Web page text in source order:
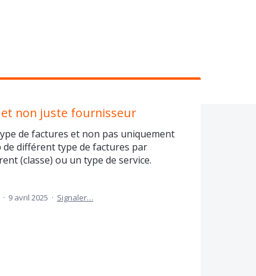
non juste fournisseur
de factures et non pas uniquement
différent type de factures par
(classe) ou un type de service.
· 9 avril 2025 · Signaler…